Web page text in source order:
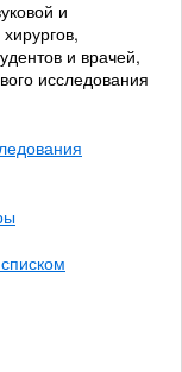
и
и врачей,
исследования